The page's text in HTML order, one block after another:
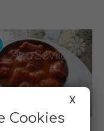
X
Cookies